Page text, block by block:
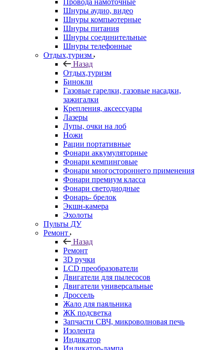
Провода намоточные
Шнуры аудио, видео
Шнуры компьютерные
Шнуры питания
Шнуры соединительные
Шнуры телефонные
Отдых,туризм
Назад
Отдых,туризм
Бинокли
Газовые гарелки, газовые насадки,
зажигалки
Крепления, аксессуары
Лазеры
Лупы, очки на лоб
Ножи
Рации портативные
Фонари аккумуляторные
Фонари кемпинговые
Фонари многостороннего применения
Фонари премиум класса
Фонари светодиодные
Фонарь- брелок
Экшн-камера
Эхолоты
Пульты ДУ
Ремонт
Назад
Ремонт
3D ручки
LCD преобразователи
Двигатели для пылесосов
Двигатели универсальные
Дроссель
Жало для паяльника
ЖК подсветка
Запчасти СВЧ, микроволновая печь
Изолента
Индикатор
Индикатор-лампа